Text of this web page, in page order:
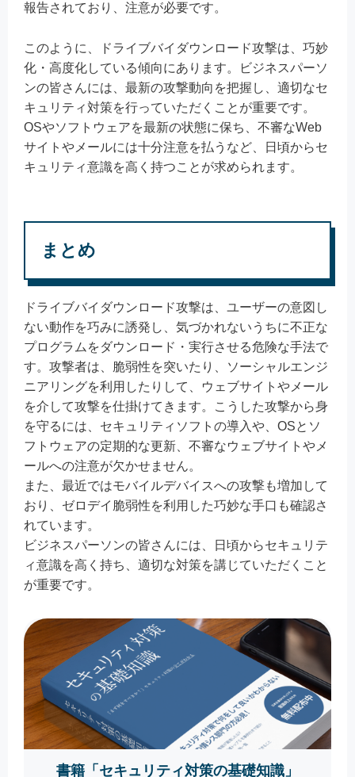
報告されており、注意が必要です。
このように、ドライブバイダウンロード攻撃は、巧妙
化・高度化している傾向にあります。ビジネスパーソ
ンの皆さんには、最新の攻撃動向を把握し、適切なセ
キュリティ対策を行っていただくことが重要です。
OSやソフトウェアを最新の状態に保ち、不審なWeb
サイトやメールには十分注意を払うなど、日頃からセ
キュリティ意識を高く持つことが求められます。
まとめ
ドライブバイダウンロード攻撃は、ユーザーの意図し
ない動作を巧みに誘発し、気づかれないうちに不正な
プログラムをダウンロード・実行させる危険な手法で
す。攻撃者は、脆弱性を突いたり、ソーシャルエンジ
ニアリングを利用したりして、ウェブサイトやメール
を介して攻撃を仕掛けてきます。こうした攻撃から身
を守るには、セキュリティソフトの導入や、OSとソ
フトウェアの定期的な更新、不審なウェブサイトやメ
ールへの注意が欠かせません。
また、最近ではモバイルデバイスへの攻撃も増加して
おり、ゼロデイ脆弱性を利用した巧妙な手口も確認さ
れています。
ビジネスパーソンの皆さんには、日頃からセキュリテ
ィ意識を高く持ち、適切な対策を講じていただくこと
が重要です。
書籍「セキュリティ対策の基礎知識」